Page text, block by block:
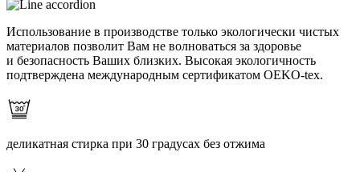
Использование в производстве только экологически чистых
материалов позволит Вам не волноваться за здоровье
и безопасность Ваших близких. Высокая экологичность
подтверждена международным сертификатом OEKO-tex.
деликатная стирка при 30 градусах без отжима